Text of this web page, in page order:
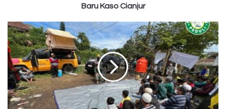
Baru Kaso Cianjur
Kajian
Cinta
Untuk
Para
Penyintas
Gempa
Cianjur